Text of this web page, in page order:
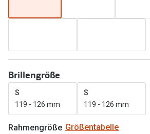
Angebote
20% auf selbsttönende Gläser
Back to School: 50% auf die zweite
Brillengröße
S
119 - 126 mm
S
119 - 126 mm
Rahmengröße Größentabelle